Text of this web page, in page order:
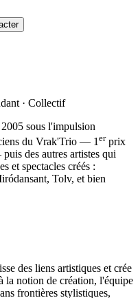
· Collectif
sous l'impulsion
du Vrak'Trio — 1 erprix
des autres artistes qui
et spectacles créés :
Tolv, et bien
des liens artistiques et crée
la notion de création, l'équipe
frontières stylistiques,